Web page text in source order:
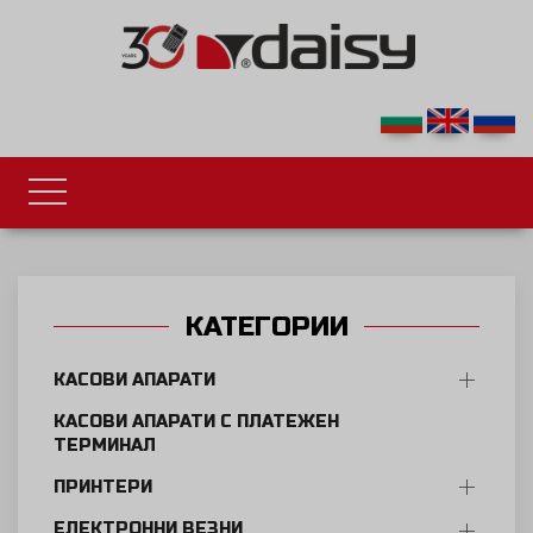
КАТЕГОРИИ
КАСОВИ АПАРАТИ
КАСОВИ АПАРАТИ С ПЛАТЕЖЕН
ТЕРМИНАЛ
ПРИНТЕРИ